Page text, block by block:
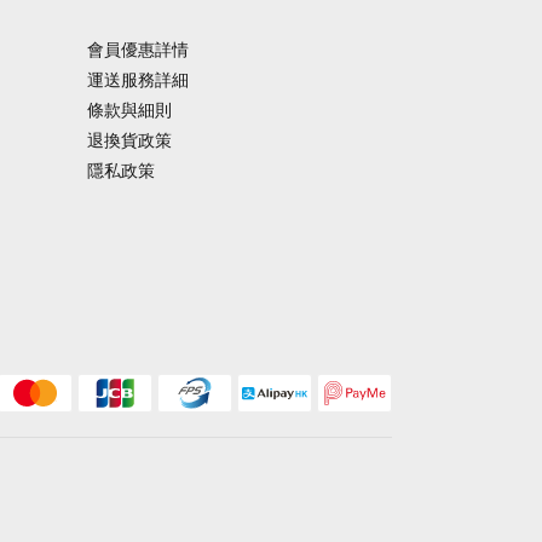
會員優惠詳情
運送服務詳細
條款與細則
退換貨政策
隱私政策